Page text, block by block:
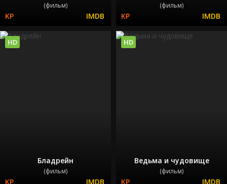
(фильм) (фильм)
Бладрейн
(фильм)
HD
Ведьма и чудовище
(фильм)
HD